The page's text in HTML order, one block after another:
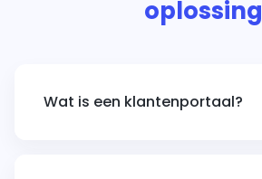
oplossing
Wat is een klantenportaal?